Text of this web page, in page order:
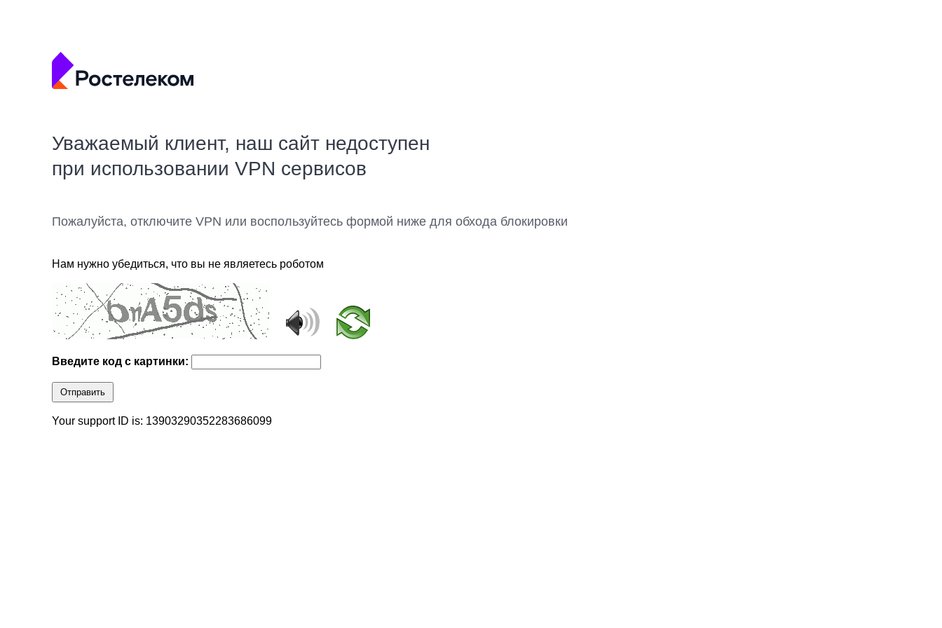
Уважаемый клиент, наш сайт недоступен
при использовании VPN сервисов
Пожалуйста, отключите VPN или воспользуйтесь формой ниже для обхода блокировки
Нам нужно убедиться, что вы не являетесь роботом
Введите код с картинки:
Отправить
Your support ID is: 13903290352283686099